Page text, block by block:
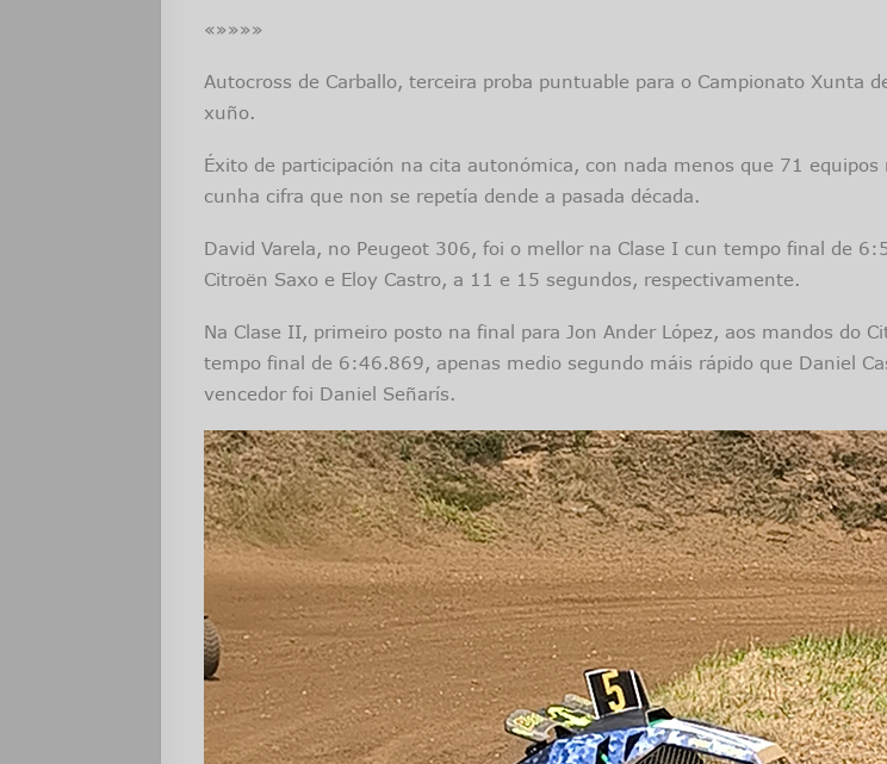
«»»»»
Autocross de Carballo, terceira proba puntuable para o Campionato Xunta
xuño.
Éxito de participación na cita autonómica, con nada menos que 71
cunha cifra que non se repetía dende a pasada década.
David Varela, no Peugeot 306, foi o mellor na Clase I cun tempo final de
Citroën Saxo e Eloy Castro, a 11 e 15 segundos, respectivamente.
Na Clase II, primeiro posto na final para Jon Ander López, aos mandos do
tempo final de 6:46.869, apenas medio segundo máis rápido que Daniel
vencedor foi Daniel Señarís.